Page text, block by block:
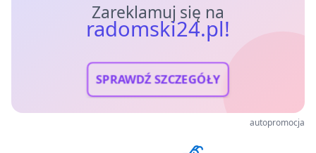
Zareklamuj się na
radomski24.pl!
SPRAWDŹ SZCZEGÓŁY
autopromocja